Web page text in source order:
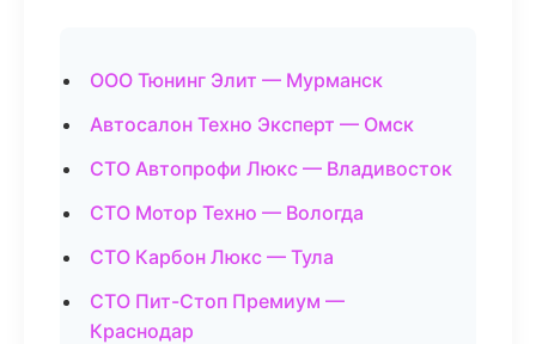
ООО Тюнинг Элит — Мурманск
Автосалон Техно Эксперт — Омск
СТО Автопрофи Люкс — Владивосток
СТО Мотор Техно — Вологда
СТО Карбон Люкс — Тула
СТО Пит-Стоп Премиум —
Краснодар